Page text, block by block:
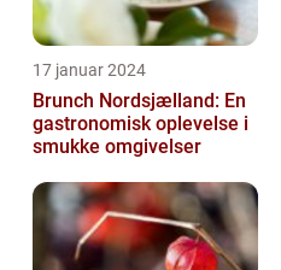
17 januar 2024
Brunch Nordsjælland: En
gastronomisk oplevelse i
smukke omgivelser